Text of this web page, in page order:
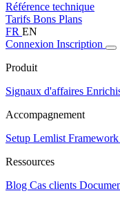
Référence technique
Tarifs Bons Plans
FR EN
Connexion Inscription
Produit
Signaux d'affaires
Accompagnement
Setup Lemlist
Ressources
Blog Cas clients